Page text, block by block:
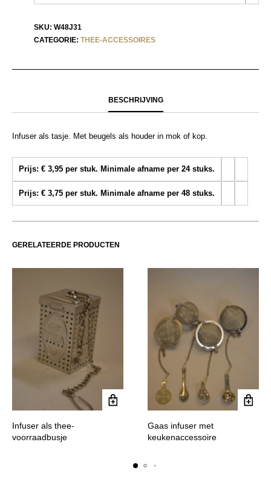
SKU: W48J31
CATEGORIE: THEE-ACCESSOIRES
BESCHRIJVING
Infuser als tasje. Met beugels als houder in mok of kop.
Prijs: € 3,95 per stuk. Minimale afname per 24 stuks.
Prijs: € 3,75 per stuk. Minimale afname per 48 stuks.
GERELATEERDE PRODUCTEN
Infuser als thee-
voorraadbusje
Gaas infuser met
keukenaccessoire